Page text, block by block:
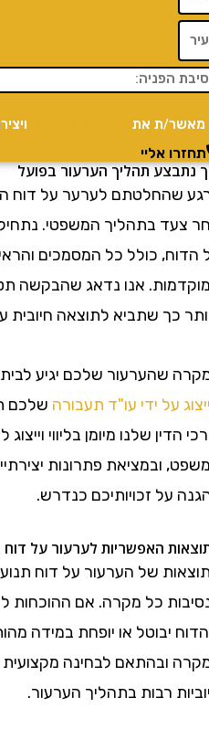
ת אתמדיניות הפרטיות ויצירת
אליי
תהליך הערעור בפועל
לערער על דוח
בתהליך המשפטי. נתחיל
כולל כל המסמכים והראיות
אנו נדאג שהבקשה תטופל
שתביא לתוצאה חיובית
שלכם יגיע לבית
על ידי עו"ד תעבורהשלכם תטופל
שלנו מיומן בליווי וייצוג
ובמציאת פתרונות יצירתיים
זכויותיכם כנדרש.
האפשריות לערעור על דוח
של הערעור על דוח תנועה
כל מקרה. אם ההוכחות
או יופחת במידה
לבחינה מקצועית
רבות בתהליך הערעור.